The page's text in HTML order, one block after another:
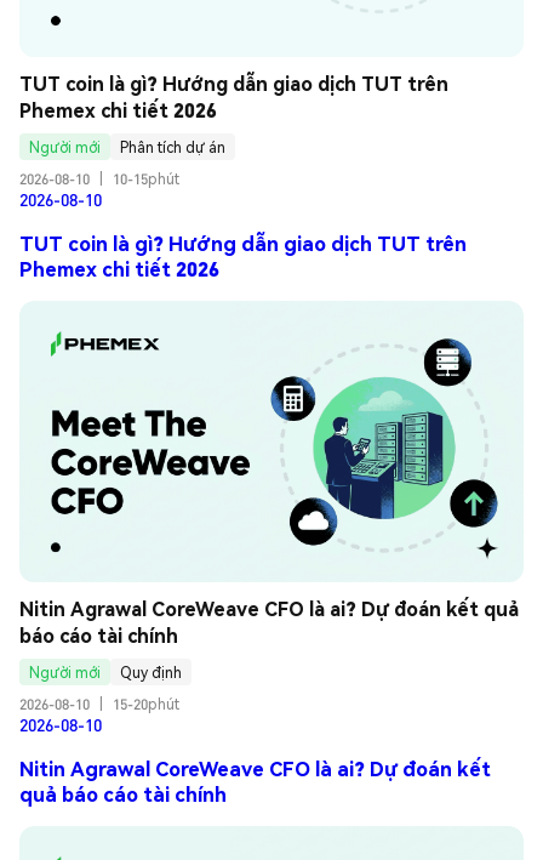
TUT coin là gì? Hướng dẫn giao dịch TUT trên
Phemex chi tiết 2026
Người mới
Phân tích dự án
2026-08-10
10-15phút
2026-08-10
TUT coin là gì? Hướng dẫn giao dịch TUT trên
Phemex chi tiết 2026
Nitin Agrawal CoreWeave CFO là ai? Dự đoán kết quả
báo cáo tài chính
Người mới
Quy định
2026-08-10
15-20phút
2026-08-10
Nitin Agrawal CoreWeave CFO là ai? Dự đoán kết
quả báo cáo tài chính